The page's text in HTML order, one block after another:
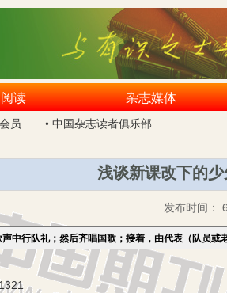
阅读 杂志媒体
员 • 中国杂志读者俱乐部
浅谈新课改下的
发布时间：
中行队礼；然后齐唱国歌；接着，由代表（队员或